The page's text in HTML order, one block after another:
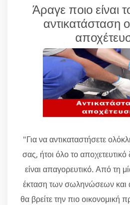
Άραγε ποιο είναι
αντικατάσταση
"Για να αντικαταστήσετε
σας, ήτοι όλο το αποχετευτικό
είναι απαγορευτικό. Από τη
έκταση των σωληνώσεων και
θα βρείτε την πιο οικονομική